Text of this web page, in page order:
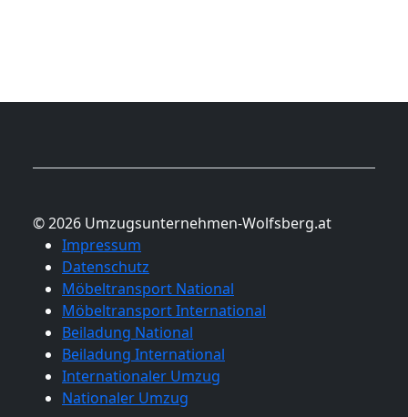
© 2026 Umzugsunternehmen-Wolfsberg.at
Impressum
Datenschutz
Möbeltransport National
Möbeltransport International
Beiladung National
Beiladung International
Internationaler Umzug
Nationaler Umzug